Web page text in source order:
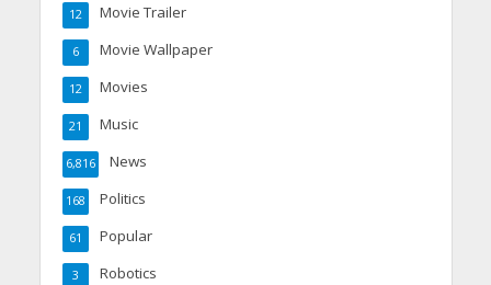
Movie Trailer
12
Movie Wallpaper
6
Movies
12
Music
21
News
6,816
Politics
168
Popular
61
Robotics
3